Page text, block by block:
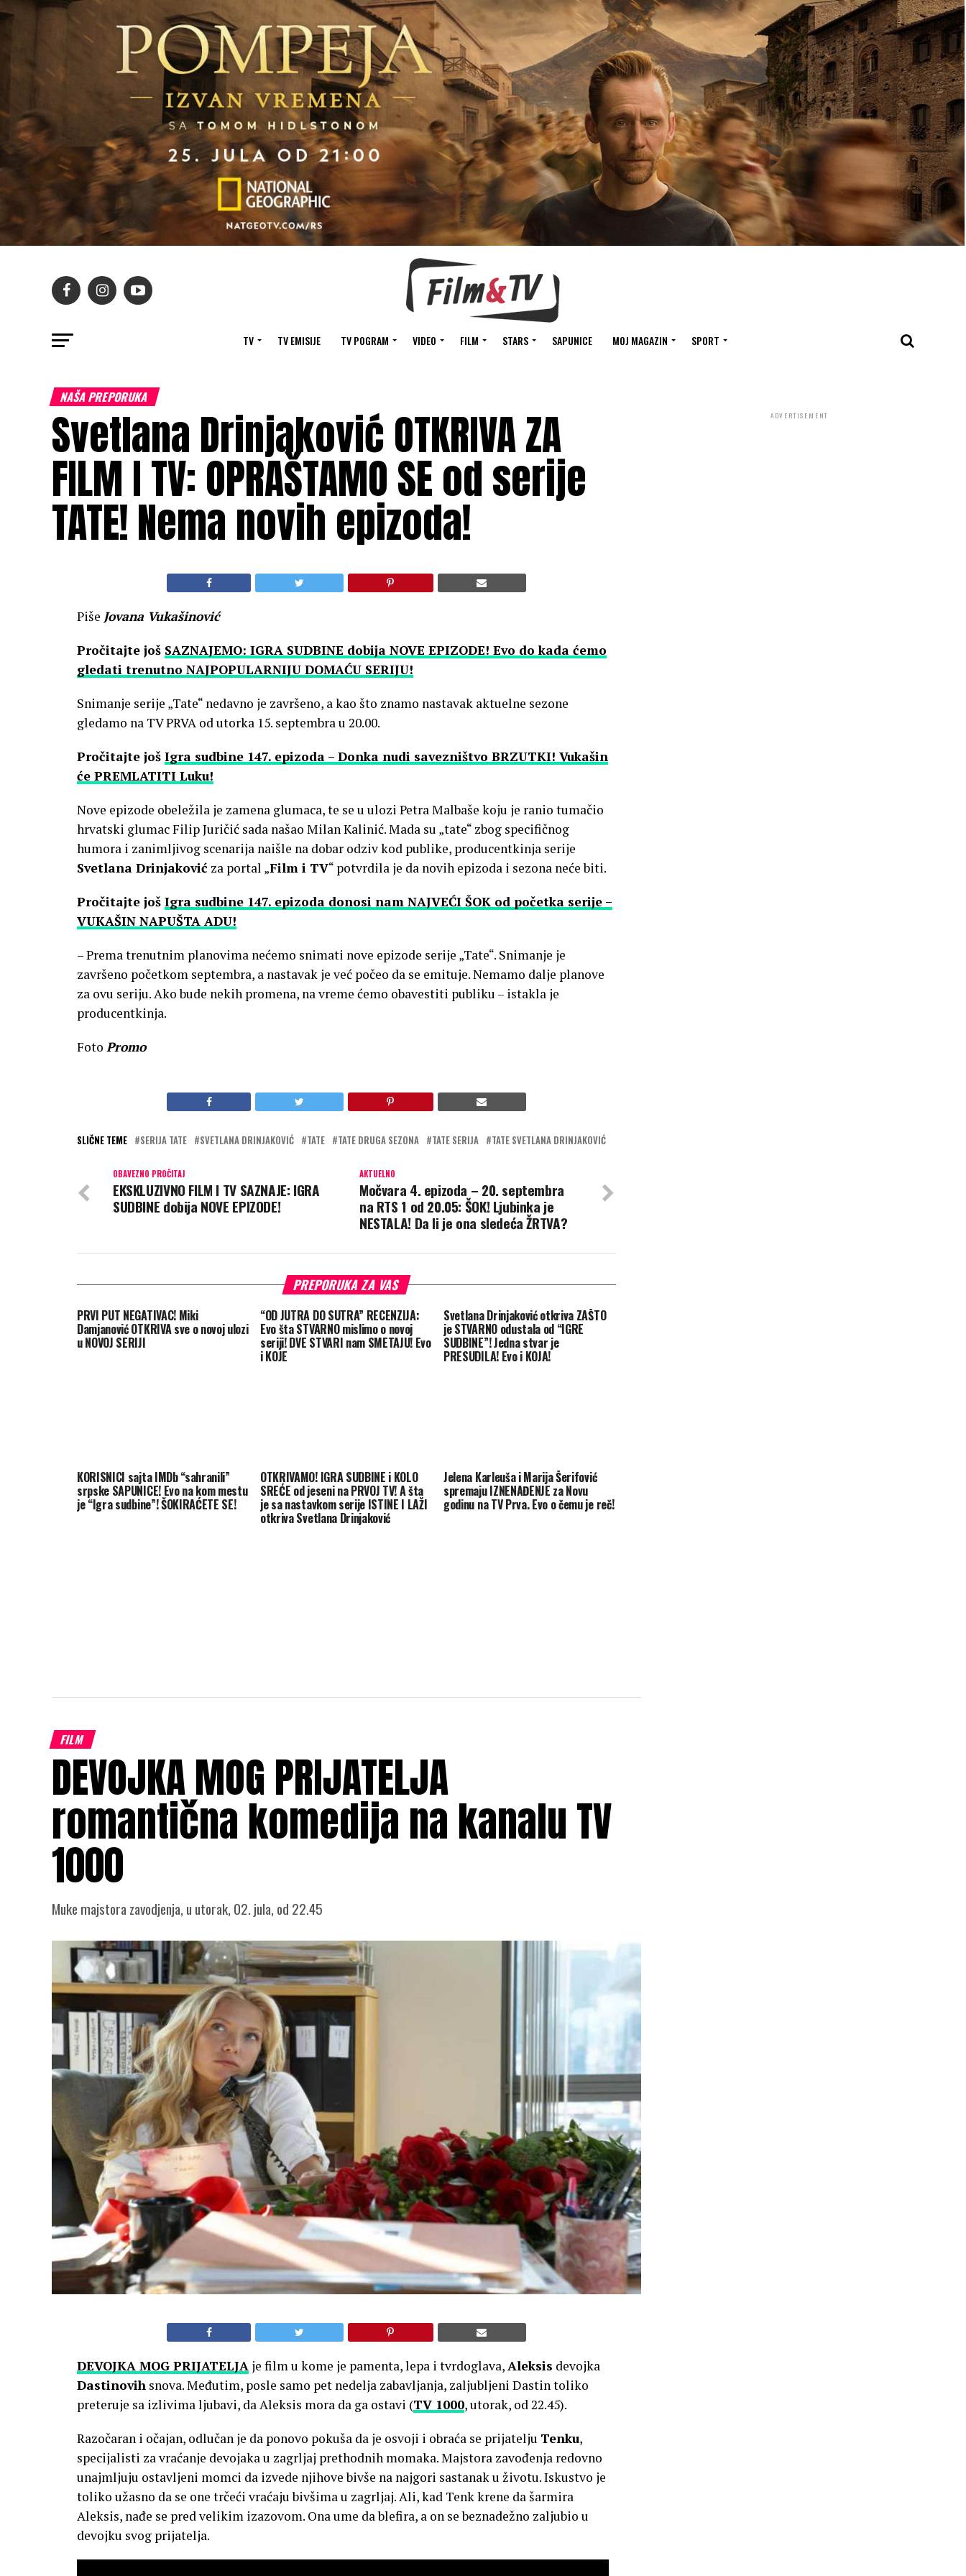
TV TV EMISIJE TV POGRAM VIDEO FILM STARS SAPUNICE MOJ MAGAZIN SPORT
NAŠA PREPORUKA
Svetlana Drinjaković OTKRIVA ZA
FILM I TV: OPRAŠTAMO SE od serije
TATE! Nema novih epizoda!
Piše Jovana Vukašinović
Pročitajte još SAZNAJEMO: IGRA SUDBINE dobija NOVE EPIZODE! Evo do kada ćemo
gledati trenutno NAJPOPULARNIJU DOMAĆU SERIJU!
Snimanje serije „Tate“ nedavno je završeno, a kao što znamo nastavak aktuelne sezone
gledamo na TV PRVA od utorka 15. septembra u 20.00.
Pročitajte još Igra sudbine 147. epizoda – Donka nudi savezništvo BRZUTKI! Vukašin
će PREMLATITI Luku!
Nove epizode obeležila je zamena glumaca, te se u ulozi Petra Malbaše koju je ranio tumačio
hrvatski glumac Filip Juričić sada našao Milan Kalinić. Mada su „tate“ zbog specifičnog
humora i zanimljivog scenarija naišle na dobar odziv kod publike, producentkinja serije
Svetlana Drinjaković za portal „Film i TV“ potvrdila je da novih epizoda i sezona neće biti.
Pročitajte još Igra sudbine 147. epizoda donosi nam NAJVEĆI ŠOK od početka serije –
VUKAŠIN NAPUŠTA ADU!
– Prema trenutnim planovima nećemo snimati nove epizode serije „Tate“. Snimanje je
završeno početkom septembra, a nastavak je već počeo da se emituje. Nemamo dalje planove
za ovu seriju. Ako bude nekih promena, na vreme ćemo obavestiti publiku – istakla je
producentkinja.
Foto Promo
SLIČNE TEME SERIJA TATE SVETLANA DRINJAKOVIĆ TATE TATE DRUGA SEZONA TATE SERIJA TATE SVETLANA DRINJAKOVIĆ
AKTUELNO
Močvara 4. epizoda – 20. septembra
na RTS 1 od 20.05: ŠOK! Ljubinka je
NESTALA! Da li je ona sledeća ŽRTVA?
OBAVEZNO PROČITAJ
EKSKLUZIVNO FILM I TV SAZNAJE: IGRA
SUDBINE dobija NOVE EPIZODE!
PREPORUKA ZA VAS
PRVI PUT NEGATIVAC! Miki
Damjanović OTKRIVA sve o novoj ulozi
u NOVOJ SERIJI
“OD JUTRA DO SUTRA” RECENZIJA:
Evo šta STVARNO mislimo o novoj
seriji! DVE STVARI nam SMETAJU! Evo
i KOJE
Svetlana Drinjaković otkriva ZAŠTO
je STVARNO odustala od “IGRE
SUDBINE”! Jedna stvar je
PRESUDILA! Evo i KOJA!
KORISNICI sajta IMDb “sahranili”
srpske SAPUNICE! Evo na kom mestu
je “Igra sudbine”! ŠOKIRAĆETE SE!
OTKRIVAMO! IGRA SUDBINE i KOLO
SREĆE od jeseni na PRVOJ TV! A šta
je sa nastavkom serije ISTINE I LAŽI
otkriva Svetlana Drinjaković
Jelena Karleuša i Marija Šerifović
spremaju IZNENAĐENJE za Novu
godinu na TV Prva. Evo o čemu je reč!
FILM
DEVOJKA MOG PRIJATELJA
romantična komedija na kanalu TV
1000
Muke majstora zavodjenja, u utorak, 02. jula, od 22.45
DEVOJKA MOG PRIJATELJA je film u kome je pamenta, lepa i tvrdoglava,Aleksis devojka
Dastinovih snova. Međutim, posle samo pet nedelja zabavljanja, zaljubljeni Dastin toliko
preteruje sa izlivima ljubavi, da Aleksis mora da ga ostavi (TV 1000, utorak, od 22.45).
Razočaran i očajan, odlučan je da ponovo pokuša da je osvoji i obraća se prijatelju Tenku,
specijalisti za vraćanje devojaka u zagrljaj prethodnih momaka. Majstora zavođenja redovno
unajmljuju ostavljeni momci da izvede njihove bivše na najgori sastanak u životu. Iskustvo je
toliko užasno da se one trčeći vraćaju bivšima u zagrljaj. Ali, kad Tenk krene da šarmira
Aleksis, nađe se pred velikim izazovom. Ona ume da blefira, a on se beznadežno zaljubio u
devojku svog prijatelja.
ADVERTISEMENT